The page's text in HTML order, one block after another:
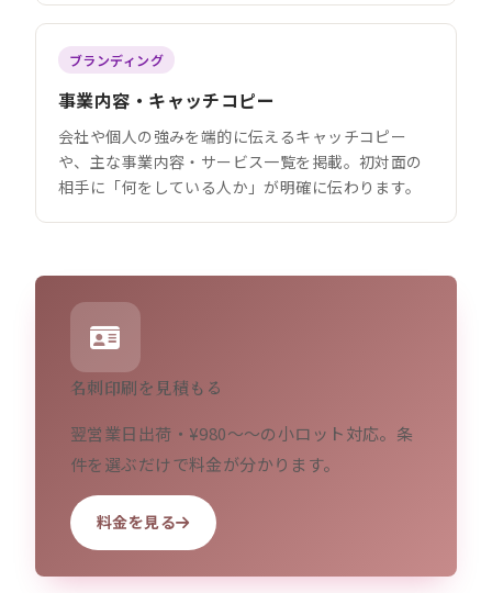
ブランディング
事業内容・キャッチコピー
会社や個人の強みを端的に伝えるキャッチコピー
や、主な事業内容・サービス一覧を掲載。初対面の
相手に「何をしている人か」が明確に伝わります。
名刺印刷を見積もる
翌営業日出荷・¥980〜〜の小ロット対応。条
件を選ぶだけで料金が分かります。
料金を見る